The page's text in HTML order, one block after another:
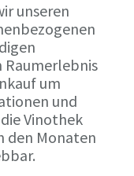
unseren
um
und
Vinothek
den Monaten